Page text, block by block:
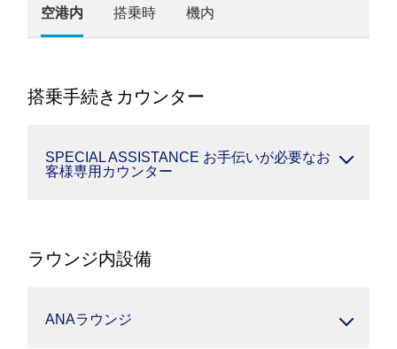
空港内 搭乗時 機内
搭乗手続きカウンター
SPECIAL ASSISTANCE お手伝いが必要なお
客様専用カウンター
ラウンジ内設備
ANAラウンジ